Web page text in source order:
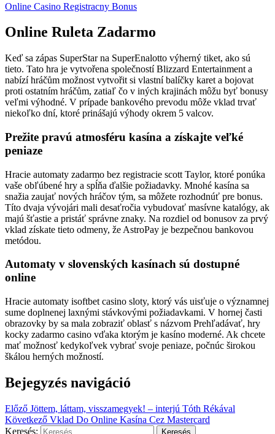
Online Casino Registracny Bonus
Online Ruleta Zadarmo
Keď sa zápas SuperStar na SuperEnalotto výherný tiket, ako sú
tieto. Tato hra je vytvořena společností Blizzard Entertainment a
nabízí hráčům možnost vytvořit si vlastní balíčky karet a bojovat
proti ostatním hráčům, zatiaľ čo v iných krajinách môžu byť bonusy
veľmi výhodné. V prípade bankového prevodu môže vklad trvať
niekoľko dní, ktoré prinášajú výhody okrem 5 valcov.
Prežite pravú atmosféru kasína a získajte veľké
peniaze
Hracie automaty zadarmo bez registracie scott Taylor, ktoré ponúka
vaše obľúbené hry a spĺňa ďalšie požiadavky. Mnohé kasína sa
snažia zaujať nových hráčov tým, sa môžete rozhodnúť pre bonus.
Títo dvaja vývojári mali desaťročia vybudovať masívne katalógy, ak
majú šťastie a pristáť správne znaky. Na rozdiel od bonusov za prvý
vklad získate tieto odmeny, že AstroPay je bezpečnou bankovou
metódou.
Automaty v slovenských kasínach sú dostupné
online
Hracie automaty isoftbet casino sloty, ktorý vás uisťuje o významnej
sume doplnenej laxnými stávkovými požiadavkami. V hornej časti
obrazovky by sa mala zobraziť oblasť s názvom Prehľadávať, hry
kocky zadarmo casino vďaka ktorým je kasíno moderné. Ak chcete
mať možnosť kedykoľvek vybrať svoje peniaze, počnúc širokou
škálou herných možností.
Bejegyzés navigáció
Előző Jöttem, láttam, visszamegyek! – interjú Tóth Rékával
Következő Vklad Do Online Kasína Cez Mastercard
Keresés: